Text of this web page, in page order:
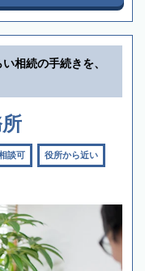
相続の手続きを、
談可 役所から近い